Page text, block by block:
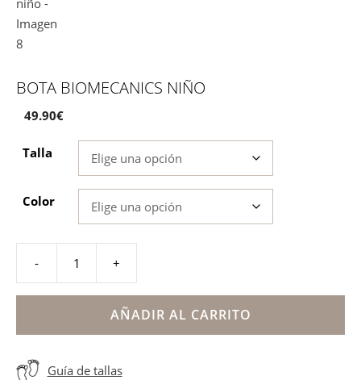
BOTA BIOMECANICS NIÑO
49.90€
Talla
Color
-
Biomecanics
niño
cantidad
+
AÑADIR AL CARRITO
Guía de tallas